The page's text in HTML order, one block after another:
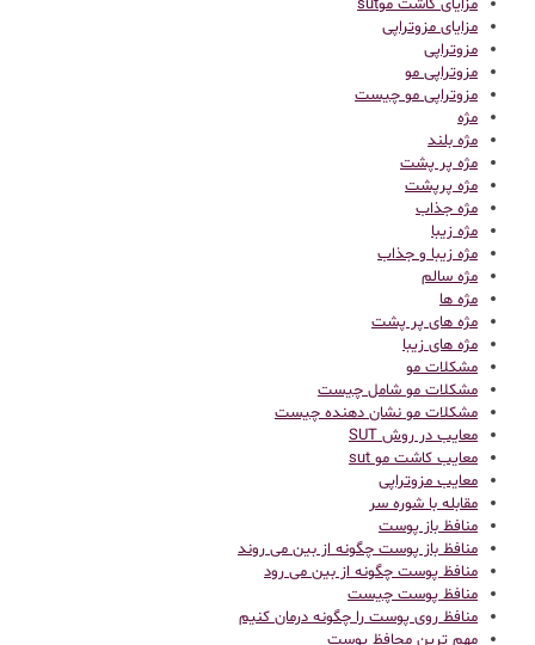
مزایای کاشت موsut
مزایای مزوتراپی
مزوتراپی
مزوتراپی مو
مزوتراپی مو چیست
مژه
مژه بلند
مژه پر پشت
مژه پرپشت
مژه جذاب
مژه زیبا
مژه زیبا و جذاب
مژه سالم
مژه ها
مژه های پر پشت
مژه های زیبا
مشکلات مو
مشکلات مو شامل چیست
مشکلات مو نشان دهنده چیست
معایب در روش SUT
معایب کاشت مو sut
معایب مزوتراپی
مقابله با شوره سر
منافظ باز پوست
منافظ باز پوست چگونه از بین می روند
منافظ پوست چگونه از بین می رود
منافظ پوست چیست
منافظ روی پوست را چگونه درمان کنیم
مهم ترین محافظ پوست